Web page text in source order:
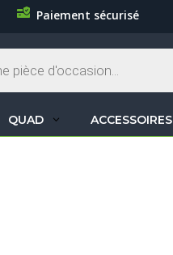
Paiement sécurisé
QUAD ACCESSOIRES